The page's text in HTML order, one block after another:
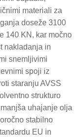
materiali za
doseže 3100
140 KN, kar močno
nakladanja in
snemljivimi
spoji iz
staranju AVSS
strukturo
uhajanje olja
stabilno
EU in